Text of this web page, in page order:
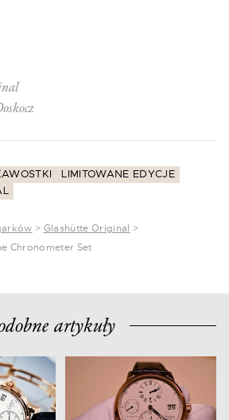
LIMITOWANE EDYCJE
> Glashütte Original
>
Chronometer Set
artykuły